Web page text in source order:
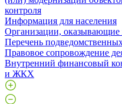
контроля
Информация для населения
Организации,
Перечень
Правовое сопровождение
Внутренний финансовый
и ЖКХ